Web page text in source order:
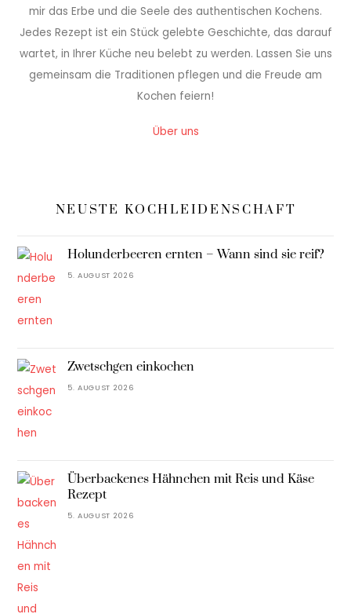
mir das Erbe und die Seele des authentischen Kochens.
Jedes Rezept ist ein Stück gelebte Geschichte, das darauf
wartet, in Ihrer Küche neu belebt zu werden. Lassen Sie uns
gemeinsam die Traditionen pflegen und die Freude am
Kochen feiern!
Über uns
NEUSTE KOCHLEIDENSCHAFT
Holunderbeeren ernten – Wann sind sie reif?
5. AUGUST 2026
Zwetschgen einkochen
5. AUGUST 2026
Überbackenes Hähnchen mit Reis und Käse
Rezept
5. AUGUST 2026